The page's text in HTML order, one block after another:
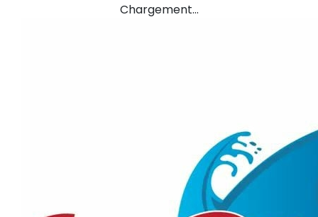
Chargement…